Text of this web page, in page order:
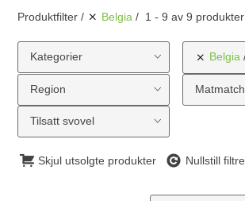
Produktfilter Belgia 1 - 9 av 9 produkter
Kategorier Belgia
Region Matmatch
Tilsatt svovel
Skjul utsolgte produkter Nullstill filtre